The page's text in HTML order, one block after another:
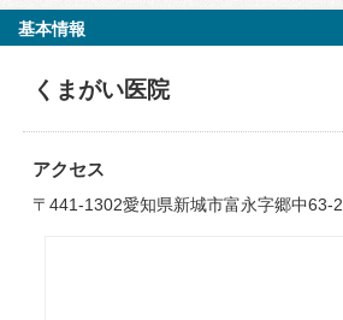
基本情報
くまがい医院
アクセス
〒441-1302愛知県新城市富永字郷中63-2